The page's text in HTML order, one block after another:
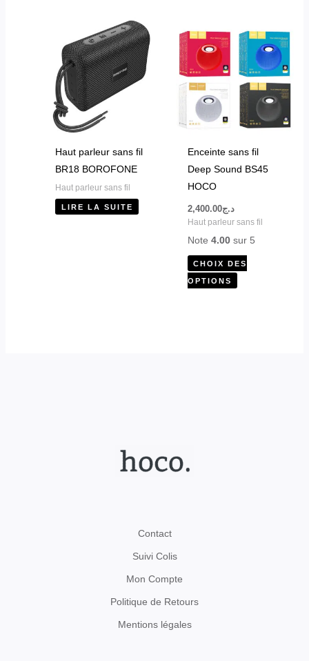
Haut parleur sans fil
BR18 BOROFONE
Haut parleur sans fil
LIRE LA SUITE
Enceinte sans fil
Deep Sound BS45
HOCO
د.ج2,400.00
Haut parleur sans fil
Note 4.00sur 5
CHOIX DES
OPTIONS
produit
a
plusieurs
variations.
Les
options
peuvent
être
produit
Contact
Suivi Colis
Mon Compte
Politique de Retours
Mentions légales